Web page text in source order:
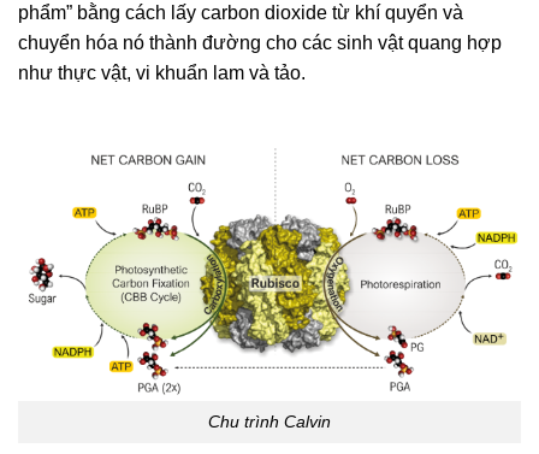
phẩm” bằng cách lấy carbon dioxide từ khí quyển và
chuyển hóa nó thành đường cho các sinh vật quang hợp
như thực vật, vi khuẩn lam và tảo.
Chu trình Calvin